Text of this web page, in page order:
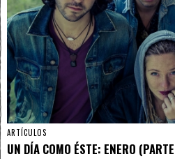
ARTÍCULOS
UN DÍA COMO ÉSTE: ENERO